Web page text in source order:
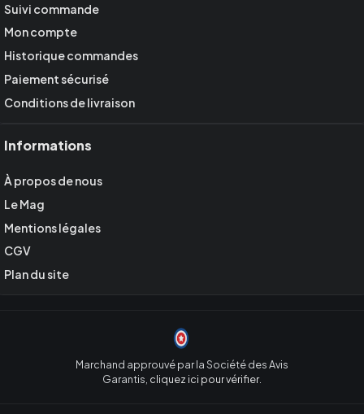
Suivi commande
Mon compte
Historique commandes
Paiement sécurisé
Conditions de livraison
Informations
À propos de nous
Le Mag
Mentions légales
CGV
Plan du site
Marchand approuvé par la Société des Avis
Garantis, cliquez ici pour vérifier.